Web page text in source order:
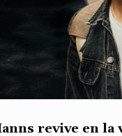
revive en la